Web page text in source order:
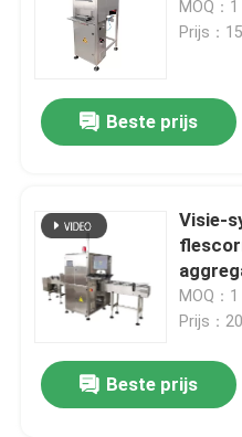
Afdrukken van
Schuiftafel voor codering
terugspoelen machine
Inkjet codersystemen
Kartonvoedermachine
MOQ：1
Prijs：
Beste prijs
Visie-
MOQ：1
Prijs：
Beste prijs